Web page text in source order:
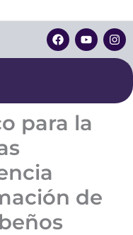
F
a
c
o
Y
o
u
e
I
n
s
r
para la
de